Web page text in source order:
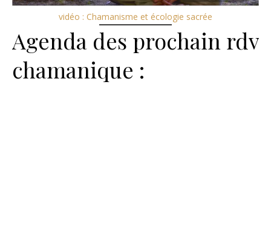
vidéo : Chamanisme et écologie sacrée
Agenda des prochain rdv
chamanique :